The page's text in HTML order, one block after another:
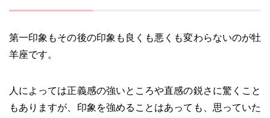
第一印象もその後の印象も良くも悪くも変わらないのが牡
羊座です。
人によっては正義感の強いところや直感の鋭さに驚くこと
もありますが、印象を強めることはあっても、思っていた